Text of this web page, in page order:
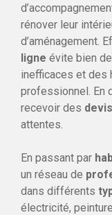
rénover leur
d’aménagement.
ligne évite bien
inefficaces et des
professionnel. En
recevoir des
attentes.
En passant par
un réseau de
dans différents
électricité,